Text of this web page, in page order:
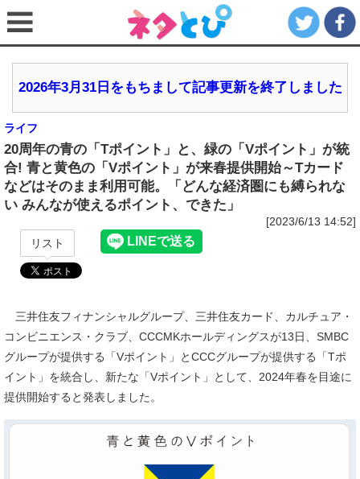
2026年3月31日をもちまして記事更新を終了しました
ライフ
20周年の青の「Tポイント」と、緑の「Vポイント」が統
合! 青と黄色の「Vポイント」が来春提供開始～Tカード
などはそのまま利用可能。「どんな経済圏にも縛られな
い みんなが使えるポイント、できた」
[2023/6/13 14:52]
リスト
三井住友フィナンシャルグループ、三井住友カード、カルチュア・
コンビニエンス・クラブ、CCCMKホールディングスが13日、SMBC
グループが提供する「Vポイント」とCCCグループが提供する「Tポ
イント」を統合し、新たな「Vポイント」として、2024年春を目途に
提供開始すると発表しました。